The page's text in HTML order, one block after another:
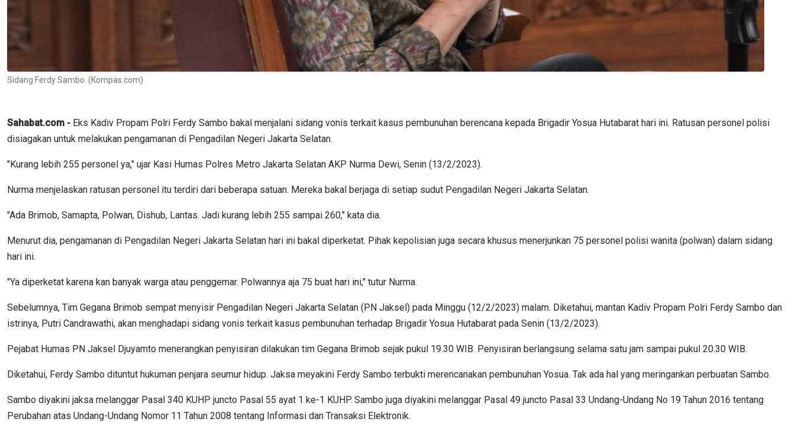
Sidang Ferdy Sambo. (Kompas.com)
​​​​​​Sahabat.com - Eks Kadiv Propam Polri Ferdy Sambo bakal menjalani sidang vonis terkait kasus pembunuhan berencana kepada Brigadir Yosua Hutabarat hari ini. Ratusan personel polisi
disiagakan untuk melakukan pengamanan di Pengadilan Negeri Jakarta Selatan.
"Kurang lebih 255 personel ya," ujar Kasi Humas Polres Metro Jakarta Selatan AKP Nurma Dewi, Senin (13/2/2023).
Nurma menjelaskan ratusan personel itu terdiri dari beberapa satuan. Mereka bakal berjaga di setiap sudut Pengadilan Negeri Jakarta Selatan.
"Ada Brimob, Samapta, Polwan, Dishub, Lantas. Jadi kurang lebih 255 sampai 260," kata dia.
Menurut dia, pengamanan di Pengadilan Negeri Jakarta Selatan hari ini bakal diperketat. Pihak kepolisian juga secara khusus menerjunkan 75 personel polisi wanita (polwan) dalam sidang
hari ini.
"Ya diperketat karena kan banyak warga atau penggemar. Polwannya aja 75 buat hari ini," tutur Nurma.
Sebelumnya, Tim Gegana Brimob sempat menyisir Pengadilan Negeri Jakarta Selatan (PN Jaksel) pada Minggu (12/2/2023) malam. Diketahui, mantan Kadiv Propam Polri Ferdy Sambo dan
istrinya, Putri Candrawathi, akan menghadapi sidang vonis terkait kasus pembunuhan terhadap Brigadir Yosua Hutabarat pada Senin (13/2/2023).
Pejabat Humas PN Jaksel Djuyamto menerangkan penyisiran dilakukan tim Gegana Brimob sejak pukul 19.30 WIB. Penyisiran berlangsung selama satu jam sampai pukul 20.30 WIB.
Diketahui, Ferdy Sambo dituntut hukuman penjara seumur hidup. Jaksa meyakini Ferdy Sambo terbukti merencanakan pembunuhan Yosua. Tak ada hal yang meringankan perbuatan Sambo.
Sambo diyakini jaksa melanggar Pasal 340 KUHP juncto Pasal 55 ayat 1 ke-1 KUHP. Sambo juga diyakini melanggar Pasal 49 juncto Pasal 33 Undang-Undang No 19 Tahun 2016 tentang
Perubahan atas Undang-Undang Nomor 11 Tahun 2008 tentang Informasi dan Transaksi Elektronik.